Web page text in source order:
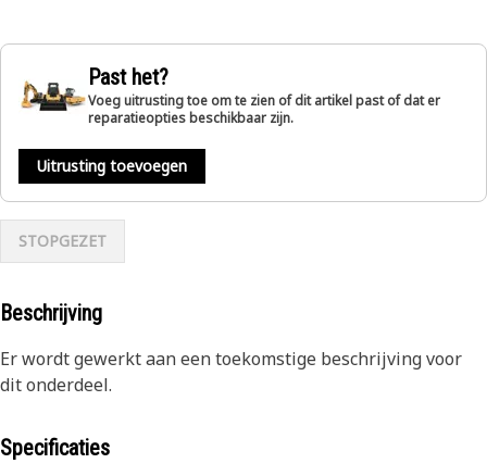
Past het?
Voeg uitrusting toe om te zien of dit artikel past of dat er
reparatieopties beschikbaar zijn.
Uitrusting toevoegen
STOPGEZET
Beschrijving
Er wordt gewerkt aan een toekomstige beschrijving voor
dit onderdeel.
Specificaties